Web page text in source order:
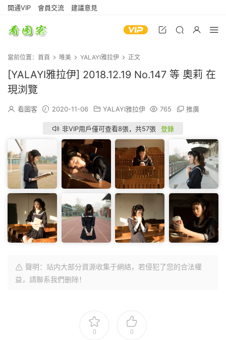
開通VIP 會員交流 建議意見
當前位置： 首頁 唯美 YALAYI雅拉伊 正文
[YALAYI雅拉伊] 2018.12.19 No.147 等 奧莉 在
現浏覽
看圖客 2020-11-06 YALAYI雅拉伊 765 推廣
非VIP用戶僅可查看8張，共57張 登錄
聲明：站内大部分資源收集于網絡，若侵犯了您的合法權
益，請聯系我們删除！
0 0